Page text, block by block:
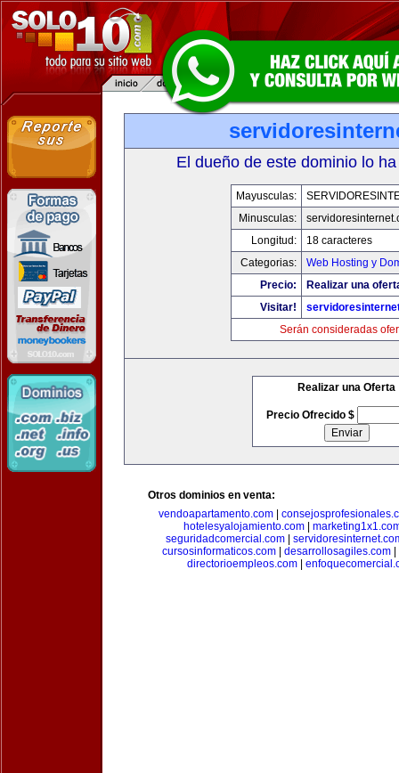
El dueño de este dominio lo
Mayusculas:
Minusculas:
Longitud:
18 caracteres
Categorias:
Web Hosting y
Precio:
Realizar una
Visitar!
Serán consideradas
Realizar una Oferta
Precio Ofrecido $
Otros dominios en venta:
vendoapartamento.com
hotelesyalojamiento.com|
seguridadcomercial.com|
cursosinformaticos.com
desarrollosagiles.com
directorioempleos.com